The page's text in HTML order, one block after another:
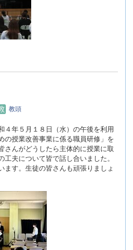
教頭
４年５月１８日（水）の午後を利用
の授業改善事業に係る職員研修」を
さんがどうしたら主体的に授業に取
工夫について皆で話し合いました。
ます。生徒の皆さんも頑張りましょ